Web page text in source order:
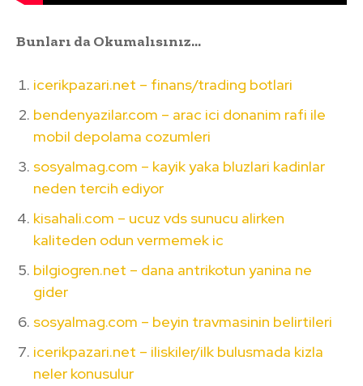
Bunları da Okumalısınız…
icerikpazari.net – finans/trading botlari
bendenyazilar.com – arac ici donanim rafi ile
mobil depolama cozumleri
sosyalmag.com – kayik yaka bluzlari kadinlar
neden tercih ediyor
kisahali.com – ucuz vds sunucu alirken
kaliteden odun vermemek ic
bilgiogren.net – dana antrikotun yanina ne
gider
sosyalmag.com – beyin travmasinin belirtileri
icerikpazari.net – iliskiler/ilk bulusmada kizla
neler konusulur